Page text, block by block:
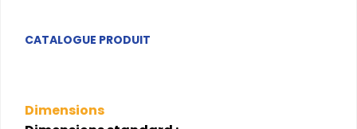
CATALOGUE PRODUIT
Dimensions